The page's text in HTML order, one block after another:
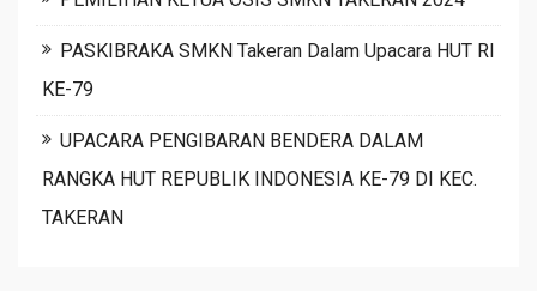
PASKIBRAKA SMKN Takeran Dalam Upacara HUT RI
KE-79
UPACARA PENGIBARAN BENDERA DALAM
RANGKA HUT REPUBLIK INDONESIA KE-79 DI KEC.
TAKERAN